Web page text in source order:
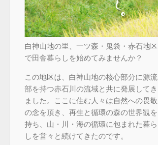
白神山地の里、一ツ森・鬼袋・赤石地区
で田舎暮らしを始めてみませんか？
この地区は、白神山地の核心部分に源流
部を持つ赤石川の流域と共に発展してき
ました。ここに住む人々は自然への畏敬
の念を頂き、再生と循環の森の世界観を
持ち、山・川・海の循環に包まれた暮ら
しを営々と続けてきたのです。